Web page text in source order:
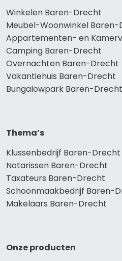
Winkelen Baren-Drecht
Meubel-Woonwinkel
Appartementen- en
Camping Baren-Drecht
Overnachten Baren-Drecht
Vakantiehuis Baren-Drecht
Bungalowpark Baren-Drecht
Thema’s
Klussenbedrijf Baren-Drecht
Notarissen Baren-Drecht
Taxateurs Baren-Drecht
Schoonmaakbedrijf Baren-
Makelaars Baren-Drecht
Onze producten